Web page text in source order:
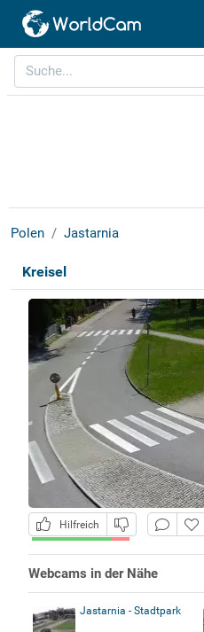
Polen Jastarnia
Kreisel
Hilfreich
Webcams in der Nähe
Jastarnia - Stadtpark